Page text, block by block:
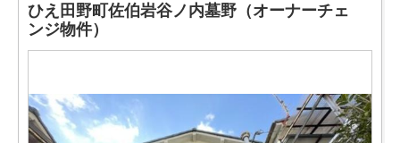
ひえ田野町佐伯岩谷ノ内墓野（オーナーチェ
ンジ物件）